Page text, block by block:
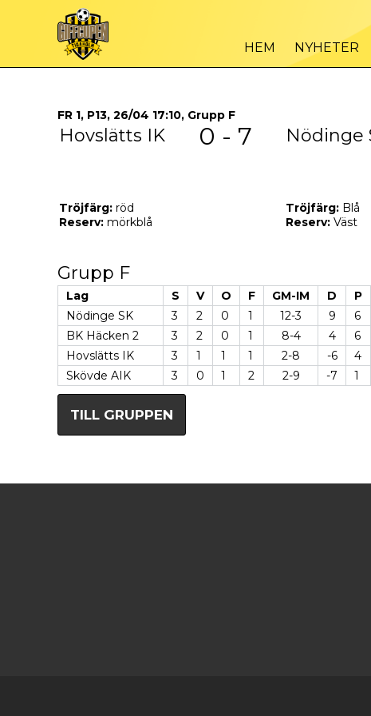
HEM NYHETER
FR 1, P13, 26/04 17:10, Grupp F
Hovslätts IK 0 - 7 Nödinge
Tröjfärg: röd
Reserv: mörkblå
Tröjfärg: Blå
Reserv: Väst
Grupp F
Lag S V O F GM-IM D
P
Nödinge SK
3 2 0 1 12-3 9
6
BK Häcken 2
3 2 0 1 8-4 4
6
Hovslätts IK
3 1 1 1 2-8 -6
4
Skövde AIK
3 0 1 2 2-9 -7 1
TILL GRUPPEN